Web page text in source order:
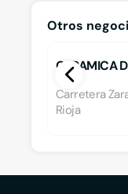
Otros
CERAMICA
Carretera
Rioja